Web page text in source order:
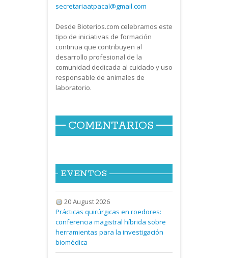
secretariaatpacal@gmail.com
Desde Bioterios.com celebramos este
tipo de iniciativas de formación
continua que contribuyen al
desarrollo profesional de la
comunidad dedicada al cuidado y uso
responsable de animales de
laboratorio.
COMENTARIOS
EVENTOS
20 August 2026
Prácticas quirúrgicas en roedores:
conferencia magistral híbrida sobre
herramientas para la investigación
biomédica